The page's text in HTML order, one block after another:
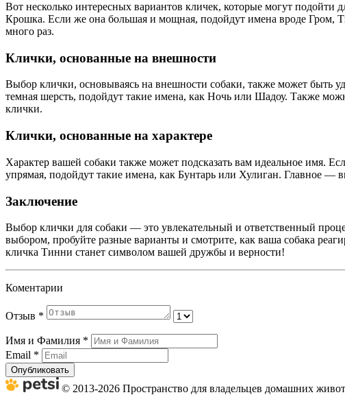
Вот несколько интересных вариантов кличек, которые могут
Крошка. Если же она большая и мощная, подойдут имена вроде Гром,
много раз.
Клички, основанные на внешности
Выбор клички, основываясь на внешности собаки, также может быть
темная шерсть, подойдут такие имена, как Ночь или Шадоу. Также
клички.
Клички, основанные на характере
Характер вашей собаки также может подсказать вам идеальное имя.
упрямая, подойдут такие имена, как Бунтарь или Хулиган. Главное —
Заключение
Выбор клички для собаки — это увлекательный и ответственный
выбором, пробуйте разные варианты и смотрите, как ваша собака
кличка Тинни станет символом вашей дружбы и верности!
Коментарии
Отзыв *
Имя и Фамилия *
Email *
Опубликовать
© 2013-2026 Пространство для владельцев домашних